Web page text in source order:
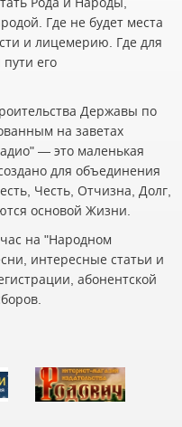
Рода и Народы,
Где не будет места
и лицемерию. Где для
его
Державы по
на заветах
— это маленькая
для объединения
Честь, Отчизна, Долг,
основой Жизни.
на "Народном
интересные статьи и
абонентской